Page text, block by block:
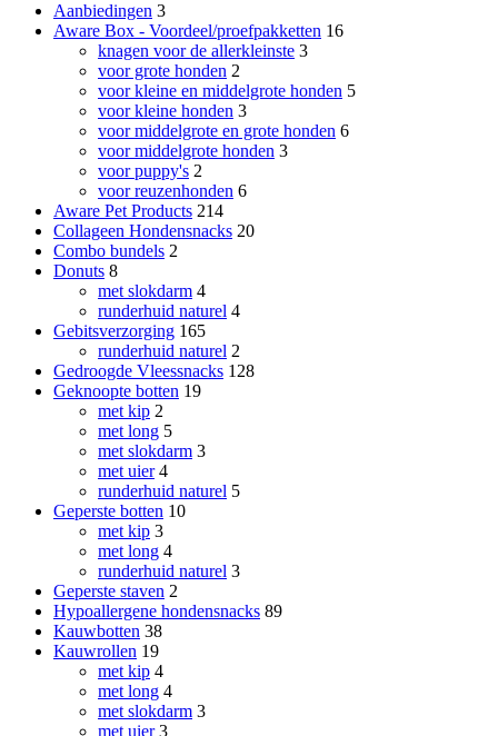
Aanbiedingen 3
Aware Box - Voordeel/proefpakketten 16
knagen voor de allerkleinste 3
voor grote honden 2
voor kleine en middelgrote honden 5
voor kleine honden 3
voor middelgrote en grote honden 6
voor middelgrote honden 3
voor puppy's 2
voor reuzenhonden 6
Aware Pet Products 214
Collageen Hondensnacks 20
Combo bundels 2
Donuts 8
met slokdarm 4
runderhuid naturel 4
Gebitsverzorging 165
runderhuid naturel 2
Gedroogde Vleessnacks 128
Geknoopte botten 19
met kip 2
met long 5
met slokdarm 3
met uier 4
runderhuid naturel 5
Geperste botten 10
met kip 3
met long 4
runderhuid naturel 3
Geperste staven 2
Hypoallergene hondensnacks 89
Kauwbotten 38
Kauwrollen 19
met kip 4
met long 4
met slokdarm 3
met uier 3